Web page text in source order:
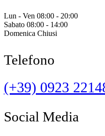
Lun - Ven 08:00 - 20:00
Sabato 08:00 - 14:00
Domenica Chiusi
Telefono
(+39) 0923
Social Media